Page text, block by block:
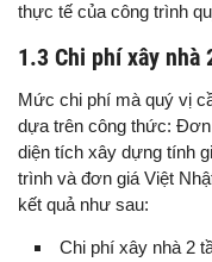
thực tế của công trình
1.3 Chi phí xây nhà
Mức chi phí mà quý vị
dựa trên công thức:
diện tích xây dựng tính
trình và đơn giá Việt
kết quả như sau:
Chi phí xây nhà 2